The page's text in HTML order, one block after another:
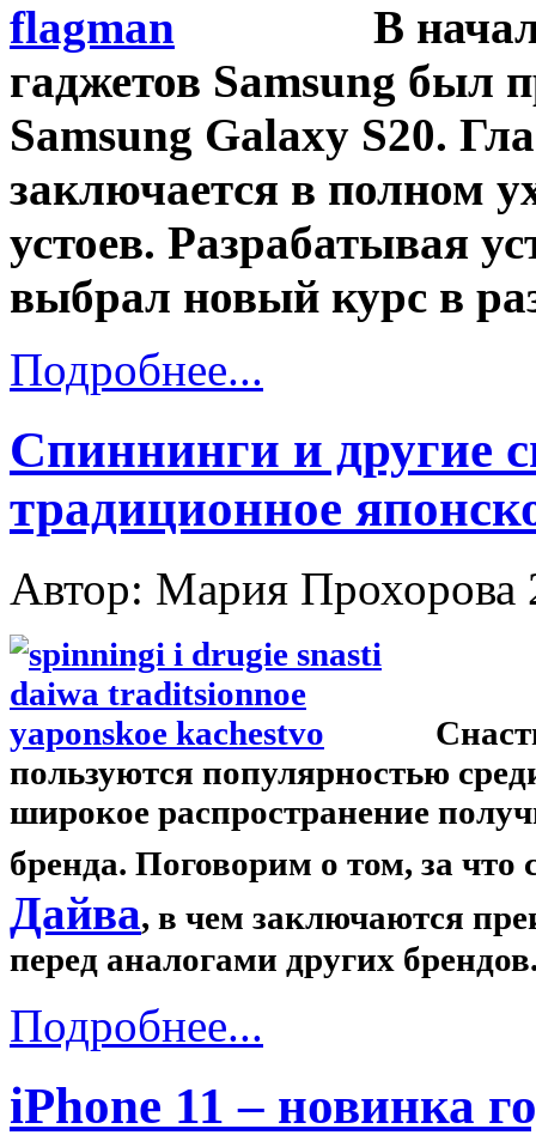
В
гаджетов Samsung был
Samsung Galaxy S20.
заключается в полном
устоев. Разрабатывая
выбрал новый курс в
Подробнее...
Спиннинги и другие
традиционное
Автор: Мария Прохорова
пользуются популярностью
широкое распространение
бренда. Поговорим о том, за
Дайва, в чем заключаются
перед аналогами других
Подробнее...
iPhone 11 – новинка